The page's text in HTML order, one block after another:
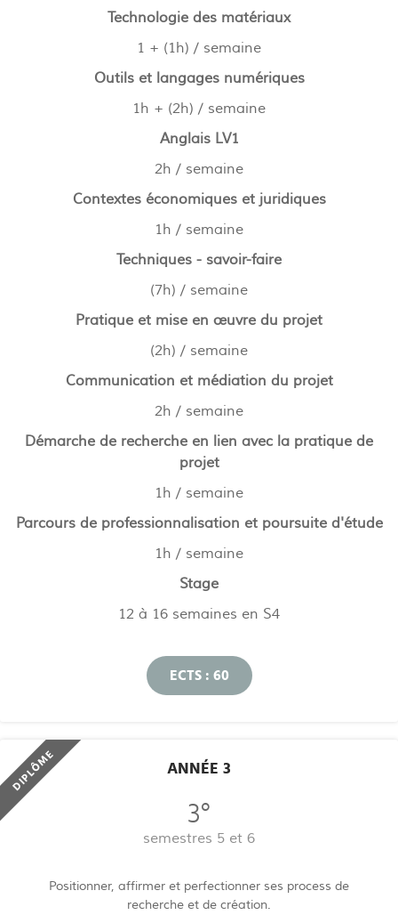
Technologie des matériaux
1 + (1h) / semaine
Outils et langages numériques
1h + (2h) / semaine
Anglais LV1
2h / semaine
Contextes économiques et juridiques
1h / semaine
Techniques - savoir-faire
(7h) / semaine
Pratique et mise en œuvre du projet
(2h) / semaine
Communication et médiation du projet
2h / semaine
Démarche de recherche en lien avec la pratique de
projet
1h / semaine
Parcours de professionnalisation et poursuite d'étude
1h / semaine
Stage
12 à 16 semaines en S4
ECTS : 60
DIPLÔME ANNÉE 3
3°
semestres 5 et 6
Positionner, affirmer et perfectionner ses process de
recherche et de création.